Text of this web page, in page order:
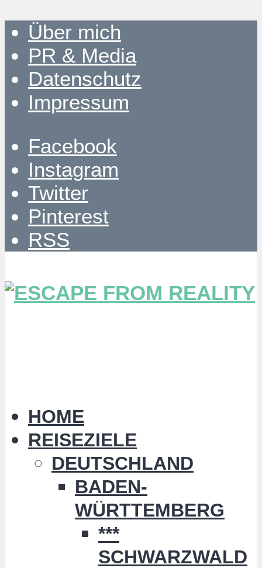
Über mich
PR & Media
Datenschutz
Impressum
Facebook
Instagram
Twitter
Pinterest
RSS
HOME
REISEZIELE
DEUTSCHLAND
BADEN-
WÜRTTEMBERG
***
SCHWARZWALD